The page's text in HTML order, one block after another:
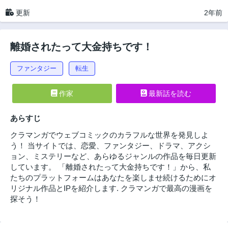
更新 2年前
離婚されたって大金持ちです！
ファンタジー 転生
作家 最新話を読む
あらすじ
クラマンガでウェブコミックのカラフルな世界を発見しよ
う！ 当サイトでは、恋愛、ファンタジー、ドラマ、アクシ
ョン、ミステリーなど、あらゆるジャンルの作品を毎日更新
しています。 「離婚されたって大金持ちです！」から、私
たちのプラットフォームはあなたを楽しませ続けるためにオ
リジナル作品とIPを紹介します. クラマンガで最高の漫画を
探そう！